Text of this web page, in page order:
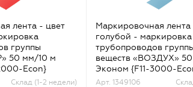
лента - цвет
группы
50 мм/10 м
Econ}
Склад (1-2 недели)
Маркировочная лента
голубой - маркировка
трубопроводов
веществ «ВОЗДУХ»
Эконом {F11-3000-
Арт. 1349106